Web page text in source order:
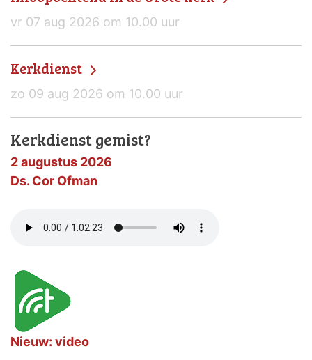
vr 07 aug 2026 om 10.00 uur
Kerkdienst
zo 09 aug 2026 om 10.00 uur
Kerkdienst gemist?
2 augustus 2026
Ds. Cor Ofman
Nieuw: video